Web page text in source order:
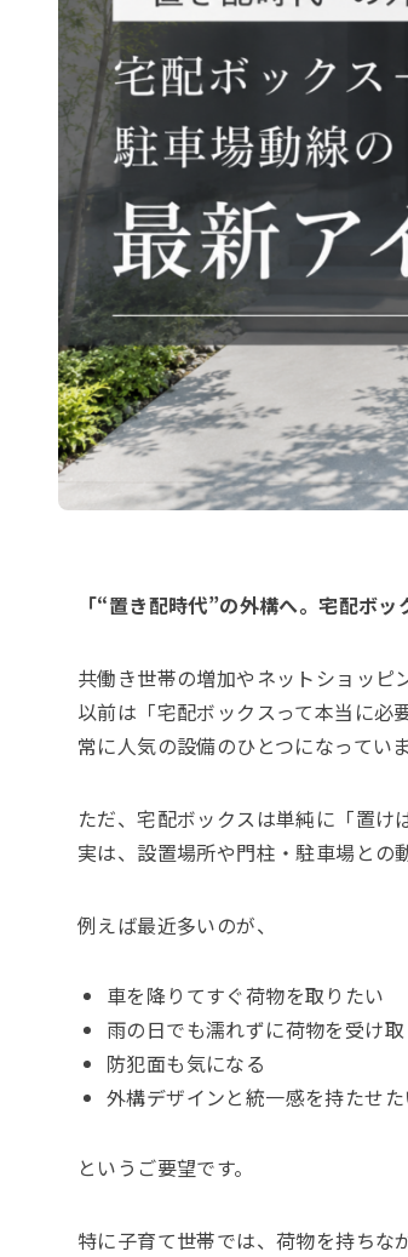
「“置き配時代”の外構へ。宅配ボ
共働き世帯の増加やネットショッピ
以前は「宅配ボックスって本当に
常に人気の設備のひとつになっていま
ただ、宅配ボックスは単純に「置け
実は、設置場所や門柱・駐車場との
例えば最近多いのが、
車を降りてすぐ荷物を取りたい
雨の日でも濡れずに荷物を受け
防犯面も気になる
外構デザインと統一感を持たせた
というご要望です。
特に子育て世帯では、荷物を持ちな